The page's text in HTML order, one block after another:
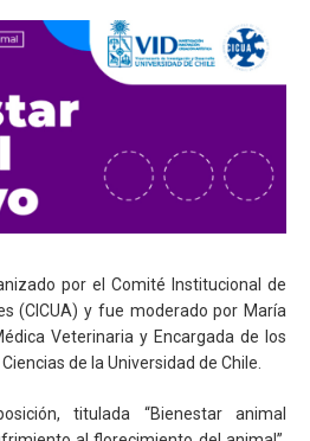
por el Comité Institucional de
(CICUA) y fue moderado por María
Veterinaria y Encargada de los
de la Universidad de Chile.
titulada “Bienestar animal